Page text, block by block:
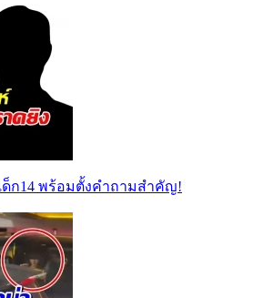
ก14 พร้อมตั้งคำถามสำคัญ!